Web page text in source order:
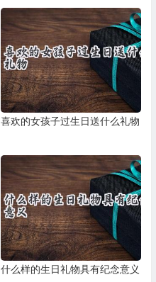
喜欢的女孩子过生日送什么礼物
什么样的生日礼物具有纪念意义